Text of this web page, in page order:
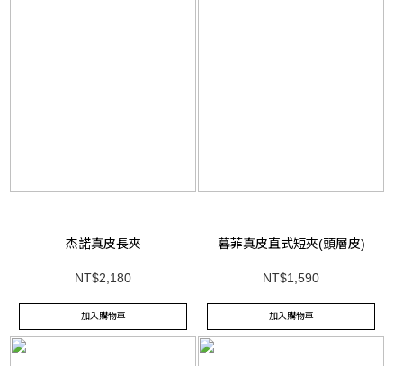
杰諾真皮長夾
NT$2,180
加入購物車
暮菲真皮直式短夾(頭層皮)
NT$1,590
加入購物車